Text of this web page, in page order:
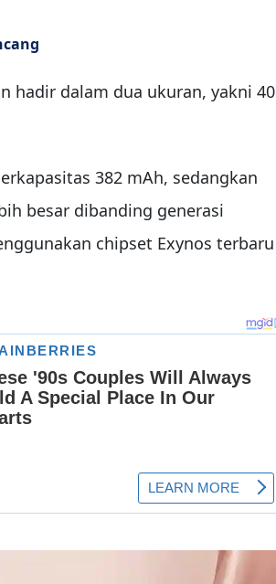
hadir dalam dua ukuran, yakni 40
382 mAh, sedangkan
besar dibanding generasi
chipset Exynos terbaru